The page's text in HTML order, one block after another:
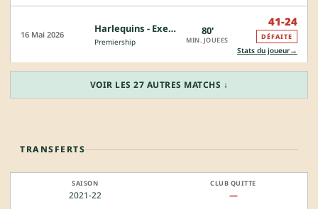
16 Mai 2026 Harlequins - Exeter
Premiership
80'
MIN. JOUEES
41-24
DÉFAITE
Stats du joueur→
VOIR LES 27 AUTRES MATCHS ↓
TRANSFERTS
2021-22 —